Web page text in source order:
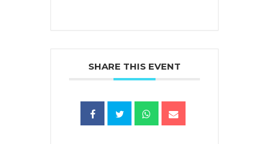
SHARE THIS EVENT